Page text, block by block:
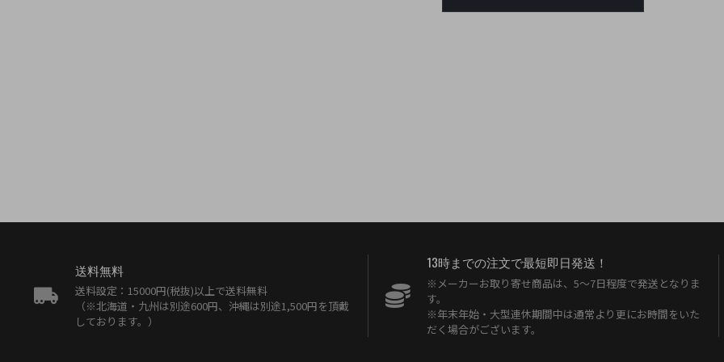
送料無料
送料設定：15000円(税抜)以上で送料無料
（※北海道・九州は別途600円、沖縄は別途1,500円を頂戴
しております。）
13時までの注文で最短即日発送！
※メーカーお取り寄せ商品は、5〜7日程度で発送となりま
す。
※年末年始・大型連休期間中は通常より更にお時間をいた
だく場合がございます。